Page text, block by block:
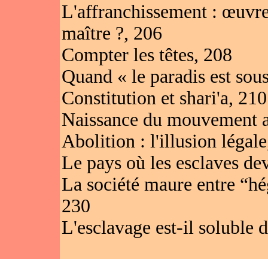
L'affranchissement :
maître ?, 206
Compter les têtes, 208
Quand « le paradis est
Constitution et shari'a, 210
Naissance du mouvement
Abolition : l'illusion
Le pays où les esclaves
La société maure entre
230
L'esclavage est-il soluble